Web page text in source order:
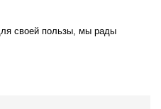
своей пользы, мы рады